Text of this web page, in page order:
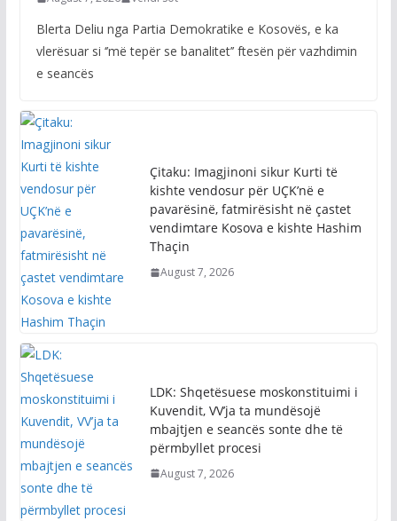
August 7, 2026
Blerta Deliu nga Partia Demokratike e Kosovës, e ka
vlerësuar si ‘’më tepër se banalitet’’ ftesën për vazhdimin
Çitaku: Imagjinoni sikur Kurti të
kishte vendosur për UÇK’në e
pavarësinë, fatmirësisht në çastet
vendimtare Kosova e kishte Hashim
Thaçin
August 7, 2026
LDK: Shqetësuese moskonstituimi i
Kuvendit, VV’ja ta mundësojë
mbajtjen e seancës sonte dhe të
përmbyllet procesi
August 7, 2026